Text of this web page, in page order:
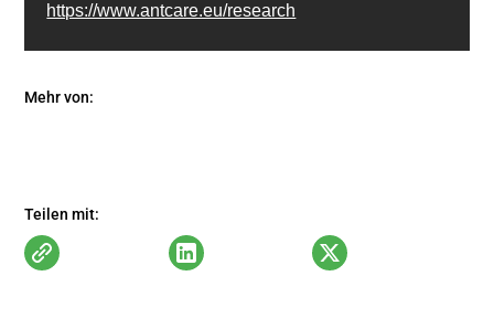
https://www.antcare.eu/research
Mehr von:
Teilen mit: